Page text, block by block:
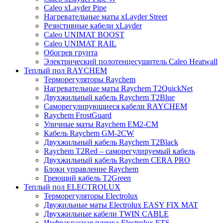
Caleo xLayder Pipe
Нагревательные маты xLayder Street
Резистивные кабели xLayder
Caleo UNIMAT BOOST
Caleo UNIMAT RAIL
Обогрев грунта
Электрический полотенцесушитель Caleo Heatwall
Теплый пол RAYCHEM
Терморегуляторы Raychem
Нагревательные маты Raychem T2QuickNet
Двухжильный кабель Raychem T2Blue
Саморегулирующиеся кабели RAYCHEM
Raychem FrostGuard
Уличные маты Raychem EM2-CM
Кабель Raychem GM-2CW
Двухжильный кабель Raychem T2Black
Raychem T2Red – саморегулируемый кабель
Двухжильный кабель Raychem CERA PRO
Блоки управление Raychem
Греющий кабель T2Green
Теплый пол ELECTROLUX
Терморегуляторы Electrolux
Двужильные маты Electrolux EASY FIX MAT
Двухжильные кабели TWIN CABLE